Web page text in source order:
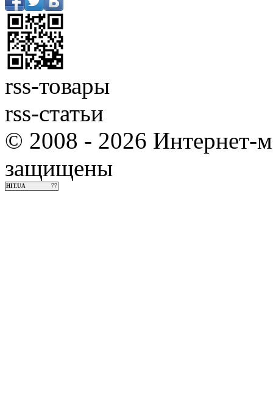
rss-товары
rss-статьи
© 2008 - 2026 Интернет-
защищены
HIT.UA 77